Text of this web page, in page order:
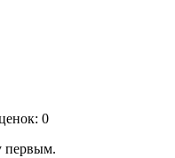
0
первым.